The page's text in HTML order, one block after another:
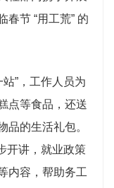
春节 “用工荒” 的
”，工作人员为
点等食品，还送
品的生活礼包。
开讲，就业政策
内容，帮助务工